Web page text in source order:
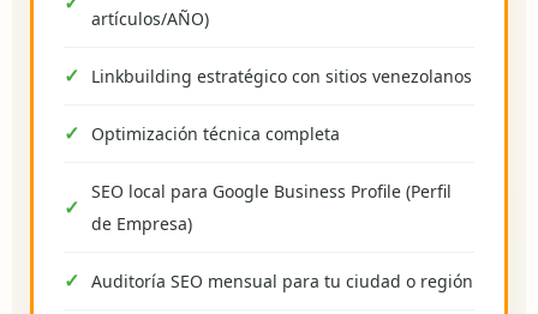
artículos/AÑO)
Linkbuilding estratégico con sitios venezolanos
Optimización técnica completa
SEO local para Google Business Profile (Perfil
de Empresa)
Auditoría SEO mensual para tu ciudad o región